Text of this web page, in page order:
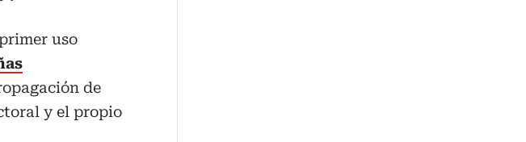
uso
de
y el propio